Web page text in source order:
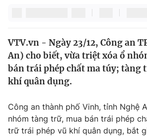
Thế giới
Tin tức
Câu chuyện quốc tế
Kinh tế
Tài chính
Thị trường
Dữ liệu và đời sống
VTV.vn - Ngày 23/12, Công an
An) cho biết, vừa triệt xóa ổ
bán trái phép chất ma túy; tàng
khí quân dụng.
Công an thành phố Vinh, tỉnh Nghệ
nhóm tàng trữ, mua bán trái phép
trữ trái phép vũ khí quân dụng, bắt